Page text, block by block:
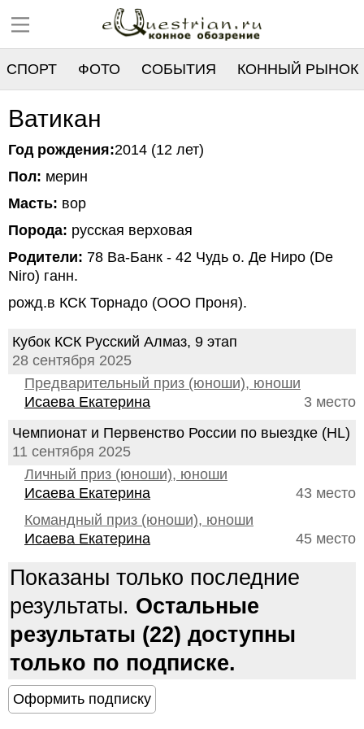
СПОРТ ФОТО СОБЫТИЯ КОННЫЙ РЫНОК
РЕЕСТР
Ватикан
Год рождения:2014 (12 лет)
Пол: мерин
Масть: вор
Порода: русская верховая
Родители: 78 Ва-Банк - 42 Чудь о. Де Ниро (De
Niro) ганн.
рожд.в КСК Торнадо (ООО Проня).
Кубок КСК Русский Алмаз, 9 этап
28 сентября 2025
Предварительный приз (юноши), юноши
3 место
Исаева Екатерина
Чемпионат и Первенство России по выездке (HL)
11 сентября 2025
Личный приз (юноши), юноши
43 место
Исаева Екатерина
Командный приз (юноши), юноши
45 место
Исаева Екатерина
Показаны только последние
результаты. Остальные
результаты (22) доступны
только по подписке.